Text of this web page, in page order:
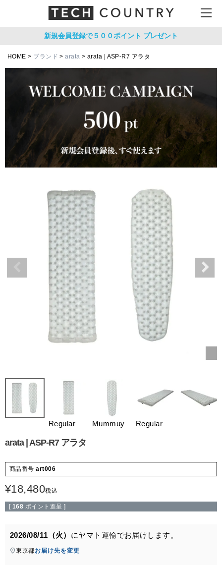
新規会員登録で５００ポイント プレゼント
HOME ブランド arata arata | ASP-R7 アラタ
Regular Mummuy Regular
arata | ASP-R7 アラタ
商品番号 art006
¥18,480税込
[ 168 ポイント進呈 ]
2026/08/11（火） にヤマト運輸でお届けします。
東京都お届け先を変更